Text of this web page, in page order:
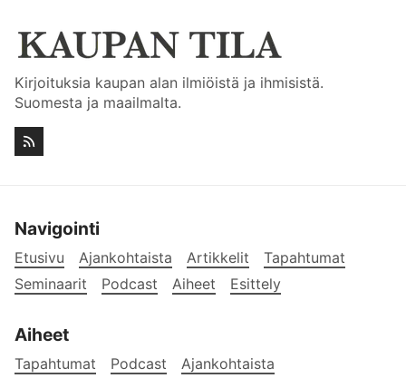
Kirjoituksia kaupan alan ilmiöistä ja ihmisistä.
Suomesta ja maailmalta.
Navigointi
Etusivu Ajankohtaista Artikkelit
Tapahtumat
Seminaarit
Podcast Aiheet Esittely
Aiheet
Tapahtumat Podcast Ajankohtaista